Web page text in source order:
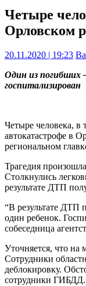
Четыре
Орловском
20.11.2020 | 19:23
Один из погибших
госпитализирован
Четыре человека, в
автокатастрофе в
региональном
Трагедия
Столкнулись
результате ДТП
“В результате ДТП
один ребенок.
собеседница
Уточняется, что на
Сотрудники
деблокировку.
сотрудники ГИБДД.